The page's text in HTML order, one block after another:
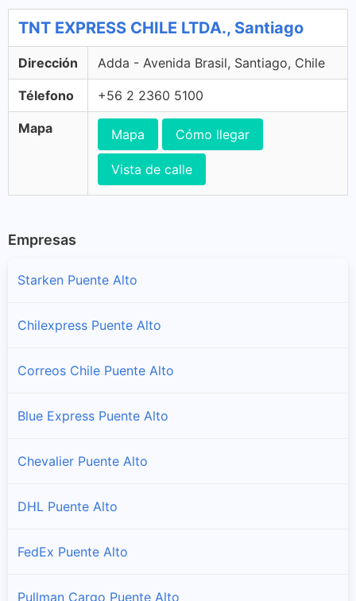
TNT EXPRESS CHILE LTDA., Santiago
Dirección Adda - Avenida Brasil, Santiago, Chile
Télefono +56 2 2360 5100
Mapa Mapa Cómo llegar
Vista de calle
Empresas
Starken Puente Alto
Chilexpress Puente Alto
Correos Chile Puente Alto
Blue Express Puente Alto
Chevalier Puente Alto
DHL Puente Alto
FedEx Puente Alto
Pullman Cargo Puente Alto